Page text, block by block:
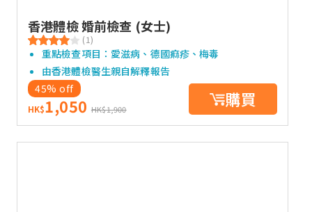
香港體檢 婚前檢查 (女士)
(1)
重點檢查項目：愛滋病、德國痲疹、梅毒
由香港體檢醫生親自解釋報告
45% off
HK$1,050 HK$1,900 購買